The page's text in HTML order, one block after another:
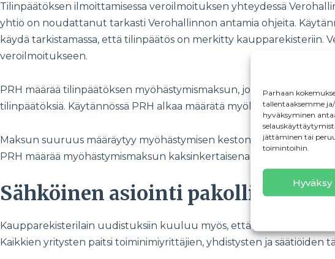
Parhaan
tallentaaksemme
hyväksyminen
jättäminen tai
toimintoihin.
Hyväksy
Tilinpäätöksen ilmoittamisessa veroilmoituksen yhteydessä
yhtiö on noudattanut tarkasti Verohallinnon antamia ohjeita.
käydä tarkistamassa, että tilinpäätös on merkitty kaupparekisteriin.
veroilmoitukseen.
PRH määrää tilinpäätöksen myöhästymismaksun, jos tilinpäätöstä
tilinpäätöksiä. Käytännössä PRH alkaa määrätä myöhästymismaksuja
Maksun suuruus määräytyy myöhästymisen keston mukaan ja on
PRH määrää myöhästymismaksun kaksinkertaisena, jos
Sähköinen asiointi pakolliseksi
Kaupparekisterilain uudistuksiin kuuluu myös, että vuodesta 2026
Kaikkien yritysten paitsi toiminimiyrittäjien, yhdistysten ja säätiöiden